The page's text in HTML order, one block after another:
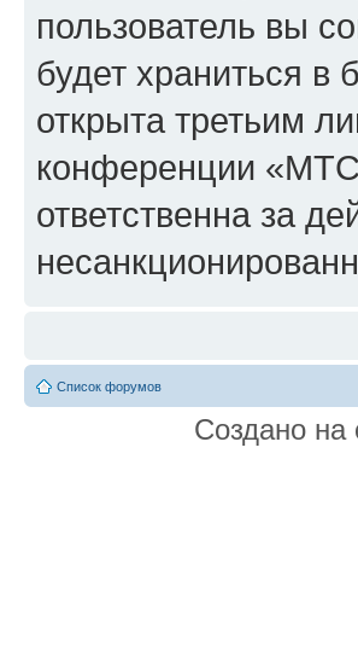
пользователь вы
будет храниться в
открыта третьим
конференции
ответственна за
Список форумов
Создано на